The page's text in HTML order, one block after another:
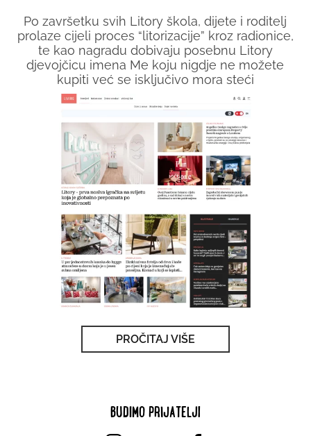
Po završetku svih Litory škola, dijete i roditelj
prolaze cijeli proces “litorizacije” kroz radionice,
te kao nagradu dobivaju posebnu Litory
djevojčicu imena Me koju nigdje ne možete
kupiti već se isključivo mora steći
PROČITAJ VIŠE
BUDIMO PRIJATELJI